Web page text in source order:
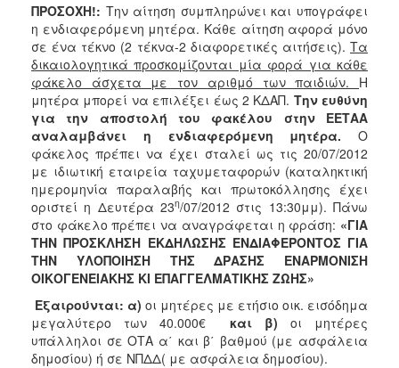
ΠΡΟΣΟΧΗ!: Την αίτηση συμπληρώνει και υπογράφει
η ενδιαφερόμενη μητέρα. Κάθε αίτηση αφορά μόνο
σε ένα τέκνο (2 τέκνα-2 διαφορετικές αιτήσεις). Τα
δικαιολογητικά προσκομίζονται μία φορά για κάθε
φάκελο άσχετα με τον αριθμό των παιδιών. Η
μητέρα μπορεί να επιλέξει έως 2 ΚΔΑΠ. Την ευθύνη
για την αποστολή του φακέλου στην ΕΕΤΑΑ
αναλαμβάνει η ενδιαφερόμενη μητέρα. Ο
φάκελος πρέπει να έχει σταλεί ως τις 20/07/2012
με ιδιωτική εταιρεία ταχυμεταφορών (καταληκτική
ημερομηνία παραλαβής και πρωτοκόλλησης έχει
οριστεί η Δευτέρα 23η/07/2012 στις 13:30μμ). Πάνω
στο φάκελο πρέπει να αναγράφεται η φράση: «ΓΙΑ
ΤΗΝ ΠΡΟΣΚΛΗΣΗ ΕΚΔΗΛΩΣΗΣ ΕΝΔΙΑΦΕΡΟΝΤΟΣ ΓΙΑ
ΤΗΝ ΥΛΟΠΟΙΗΣΗ ΤΗΣ ΔΡΑΣΗΣ ΕΝΑΡΜΟΝΙΣΗ
ΟΙΚΟΓΕΝΕΙΑΚΗΣ ΚΙ ΕΠΑΓΓΕΛΜΑΤΙΚΗΣ ΖΩΗΣ»
Εξαιρούνται: α) οι μητέρες με ετήσιο οικ. εισόδημα
μεγαλύτερο των 40.000€και β)οι μητέρες
υπάλληλοι σε ΟΤΑ α΄ και β΄ βαθμού (με ασφάλεια
δημοσίου) ή σε ΝΠΔΔ( με ασφάλεια δημοσίου).